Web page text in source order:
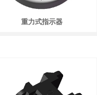
重力式指示器